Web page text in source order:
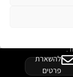
חדשות בתחומי
להשארת
פרטים